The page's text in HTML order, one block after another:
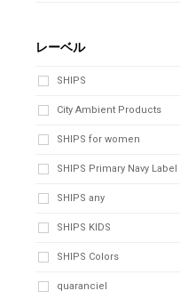
レーベル
SHIPS
City Ambient Products
SHIPS for women
SHIPS Primary Navy Label
SHIPS any
SHIPS KIDS
SHIPS Colors
quaranciel